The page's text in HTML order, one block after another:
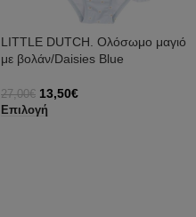
LITTLE DUTCH. Ολόσωμο μαγιό
με βολάν/Daisies Blue
27,00€ 13,50€
Επιλογή